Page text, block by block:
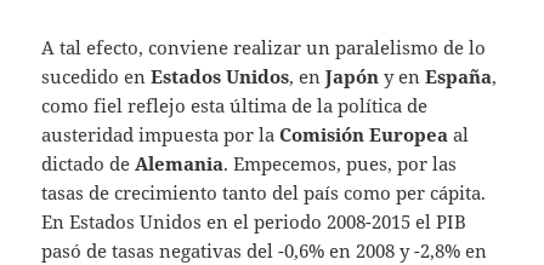
A tal efecto, conviene realizar un paralelismo de lo
sucedido enEstados Unidos, en Japón y enEspaña,
como fiel reflejo esta última de la política de
austeridad impuesta por laComisión Europea al
dictado deAlemania. Empecemos, pues, por las
tasas de crecimiento tanto del país como per cápita.
En Estados Unidos en el periodo 2008-2015 el PIB
pasó de tasas negativas del -0,6% en 2008 y -2,8% en